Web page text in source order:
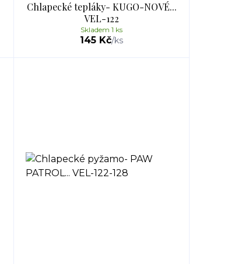
Chlapecké tepláky- KUGO-NOVÉ...
VEL-122
145 Kč/ks
Skladem 1 ks